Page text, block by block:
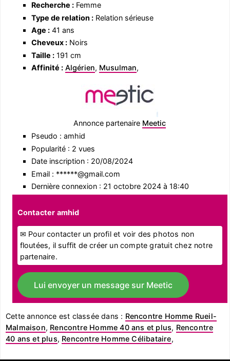
Recherche :Femme
Type de relation :Relation sérieuse
Age :41 ans
Cheveux :Noirs
Taille :191 cm
Affinité : Algérien, Musulman,
Annonce partenaire Meetic
Pseudo : amhid
Popularité : 2 vues
Date inscription : 20/08/2024
Email : ******@gmail.com
Dernière connexion : 21 octobre 2024 à 18:40
Contacter amhid
✉ Pour contacter un profil et voir des photos non
floutées, il suffit de créer un compte gratuit chez notre
partenaire.
Lui envoyer un message sur Meetic
Cette annonce est classée dans : Rencontre Homme Rueil-
Malmaison, Rencontre Homme 40 ans et plus, Rencontre
40 ans et plus, Rencontre Homme Célibataire,